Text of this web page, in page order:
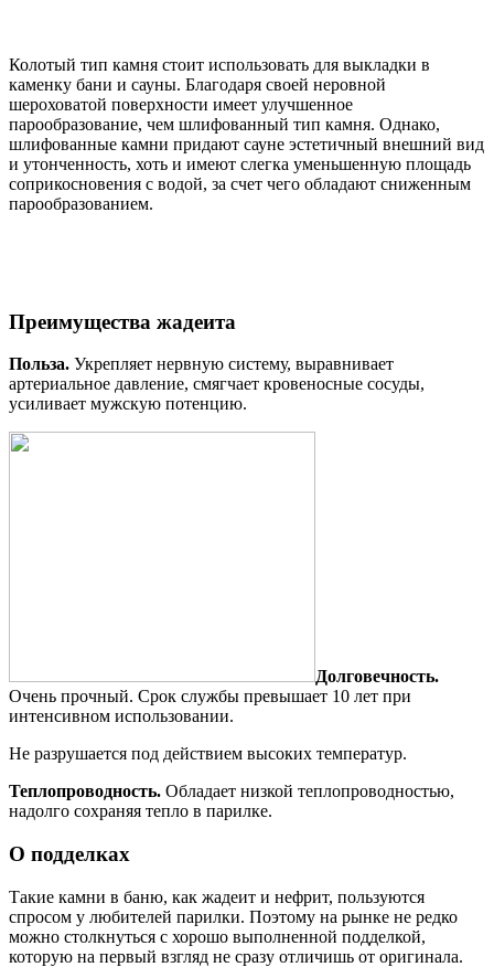
Колотый тип камня стоит использовать для выкладки в
каменку бани и сауны. Благодаря своей неровной
шероховатой поверхности имеет улучшенное
парообразование, чем шлифованный тип камня. Однако,
шлифованные камни придают сауне эстетичный внешний вид
и утонченность, хоть и имеют слегка уменьшенную площадь
соприкосновения с водой, за счет чего обладают сниженным
парообразованием.
Преимущества жадеита
Польза. Укрепляет нервную систему, выравнивает
артериальное давление, смягчает кровеносные сосуды,
усиливает мужскую потенцию.
Долговечность.
Очень прочный. Срок службы превышает 10 лет при
интенсивном использовании.
Не разрушается под действием высоких температур.
Теплопроводность. Обладает низкой теплопроводностью,
надолго сохраняя тепло в парилке.
О подделках
Такие камни в баню, как жадеит и нефрит, пользуются
спросом у любителей парилки. Поэтому на рынке не редко
можно столкнуться с хорошо выполненной подделкой,
которую на первый взгляд не сразу отличишь от оригинала.